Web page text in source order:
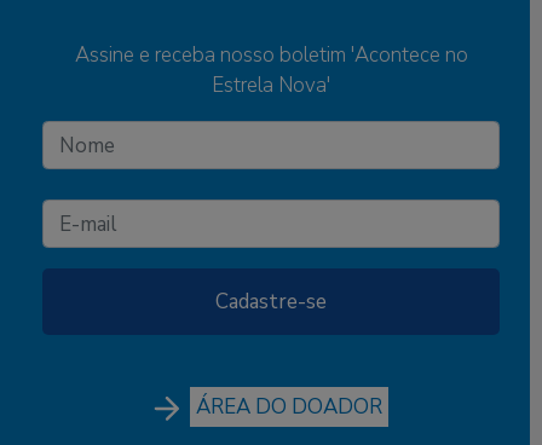
Assine e receba nosso boletim 'Acontece no
Estrela Nova'
ÁREA DO DOADOR